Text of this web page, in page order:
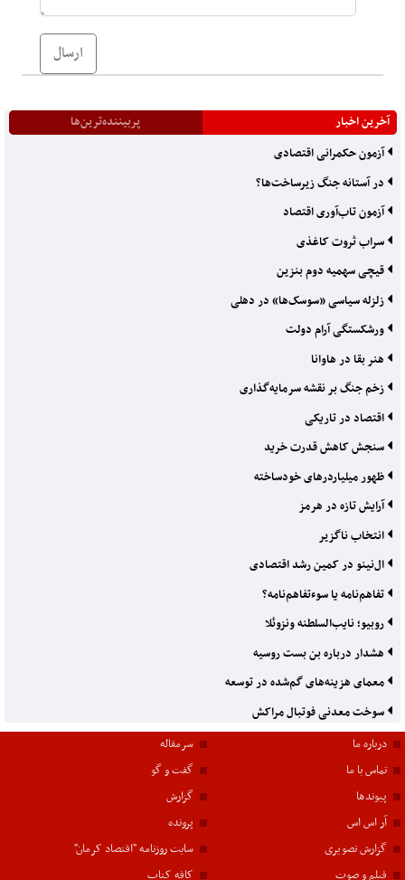
ارسال
آخرین اخبار
پربیننده‌ترین‌ها
آزمون حکمرانی اقتصادی
در آستانه جنگ زیرساخت‌ها؟
آزمون تاب‌آوری اقتصاد
سراب ثروت کاغذی
قیچی سهمیه دوم بنزین
زلزله سیاسی «سوسک‌ها» در دهلی
ورشکستگی آرام دولت
هنر بقا در هاوانا
زخم جنگ بر نقشه سرمایه‌گذاری
اقتصاد در تاریکی
سنجش کاهش قدرت خرید
ظهور میلیاردرهای خودساخته
آرایش تازه در هرمز
انتخاب ناگزیر
ال‌نینو در کمین رشد اقتصادی
تفاهم‌نامه یا سوءتفاهم‌نامه؟
روبیو؛ نایب‌السلطنه ونزوئلا
هشدار درباره بن بست روسیه
معمای هزینه‌های گم‌شده در توسعه
سوخت معدنی فوتبال مراکش
درباره ما
تماس با ما
پیوندها
آر اس اس
سرمقاله
گفت و گو
گزارش
پرونده
گزارش تصویری
فیلم و صوت
سایت روزنامه "اقتصاد کرمان"
کافه کتاب